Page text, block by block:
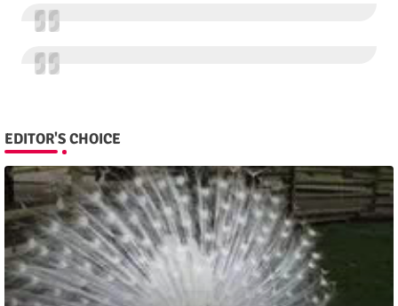
EDITOR'S CHOICE